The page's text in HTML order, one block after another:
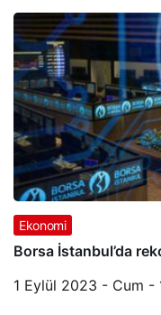
Ekonomi
Borsa İstanbul’da
1 Eylül 2023 - Cum -